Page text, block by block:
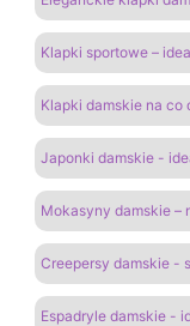
Klapki sportowe –
Klapki damskie na co
Japonki damskie -
Mokasyny damskie –
Creepersy damskie -
Espadryle damskie -